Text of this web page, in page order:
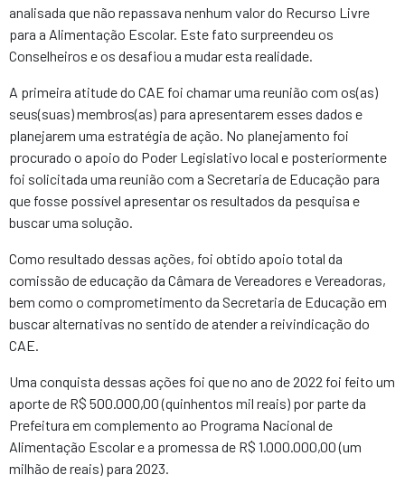
analisada que não repassava nenhum valor do Recurso Livre
para a Alimentação Escolar. Este fato surpreendeu os
Conselheiros e os desafiou a mudar esta realidade.
A primeira atitude do CAE foi chamar uma reunião com os(as)
seus(suas) membros(as) para apresentarem esses dados e
planejarem uma estratégia de ação. No planejamento foi
procurado o apoio do Poder Legislativo local e posteriormente
foi solicitada uma reunião com a Secretaria de Educação para
que fosse possível apresentar os resultados da pesquisa e
buscar uma solução.
Como resultado dessas ações, foi obtido apoio total da
comissão de educação da Câmara de Vereadores e Vereadoras,
bem como o comprometimento da Secretaria de Educação em
buscar alternativas no sentido de atender a reivindicação do
CAE.
Uma conquista dessas ações foi que no ano de 2022 foi feito um
aporte de R$ 500.000,00 (quinhentos mil reais) por parte da
Prefeitura em complemento ao Programa Nacional de
Alimentação Escolar e a promessa de R$ 1.000.000,00 (um
milhão de reais) para 2023.